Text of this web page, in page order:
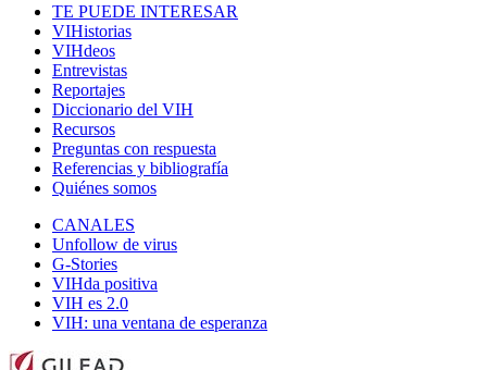
TE PUEDE INTERESAR
VIHistorias
VIHdeos
Entrevistas
Reportajes
Diccionario del VIH
Recursos
Preguntas con respuesta
Referencias y bibliografía
Quiénes somos
CANALES
Unfollow de virus
G-Stories
VIHda positiva
VIH es 2.0
VIH: una ventana de esperanza